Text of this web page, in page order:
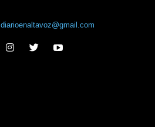
diarioenaltavoz@gmail.com